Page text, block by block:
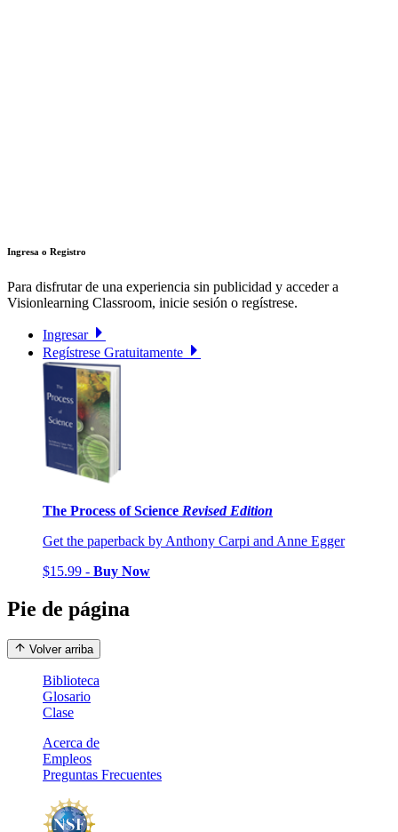
Ingresa o Registro
Para disfrutar de una experiencia sin publicidad y acceder a
Visionlearning Classroom, inicie sesión o regístrese.
Ingresar
Regístrese Gratuitamente
The Process of Science Revised Edition
Get the paperback by Anthony Carpi and Anne Egger
$15.99 - Buy Now
Pie de página
Volver arriba
Biblioteca
Glosario
Clase
Acerca de
Empleos
Preguntas Frecuentes